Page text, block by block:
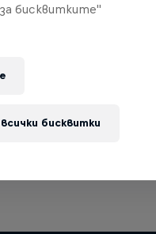
бисквитките"
бисквитки